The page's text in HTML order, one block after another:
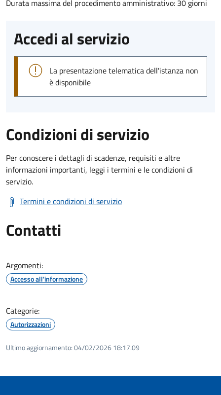
Durata massima del procedimento amministrativo: 30 giorni
Accedi al servizio
La presentazione telematica dell'istanza non
è disponibile
Condizioni di servizio
Per conoscere i dettagli di scadenze, requisiti e altre
informazioni importanti, leggi i termini e le condizioni di
servizio.
Termini e condizioni di servizio
Contatti
Argomenti:
Accesso all'informazione
Categorie:
Autorizzazioni
Ultimo aggiornamento:04/02/2026 18:17.09